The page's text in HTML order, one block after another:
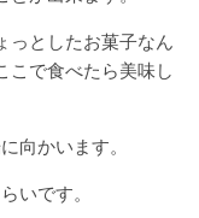
っとしたお菓子なん
こで食べたら美味し
向かいます。
いです。